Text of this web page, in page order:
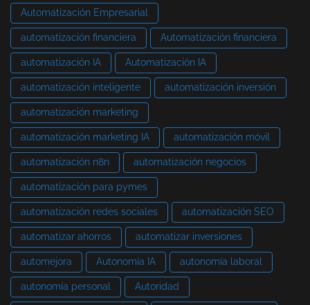
Automatización Empresarial
automatización financiera Automatización financiera
automatización IA Automatización IA
automatización inteligente automatización inversión
automatización marketing
automatización marketing IA automatización móvil
automatización n8n automatización negocios
automatización para pymes
automatización redes sociales automatización SEO
automatizar ahorros automatizar inversiones
automejora Autonomía IA autonomía laboral
autonomía personal Autoridad